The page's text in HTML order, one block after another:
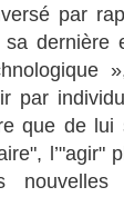
par
sa dernière
par
que de
l’"agir"